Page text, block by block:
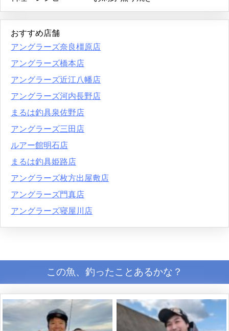
おすすめ店舗
アングラーズ奈良橿原店
アングラーズ橋本店
アングラーズ近江八幡店
アングラーズ河内長野店
まるは釣具泉佐野店
アングラーズ三田店
ルアー館明石店
まるは釣具姫路店
アングラーズ枚方出屋敷店
アングラーズ門真店
アングラーズ寝屋川店
この魚、釣ったことあるかな？